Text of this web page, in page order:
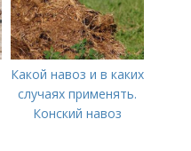
Какой навоз и в каких
случаях применять.
Конский навоз